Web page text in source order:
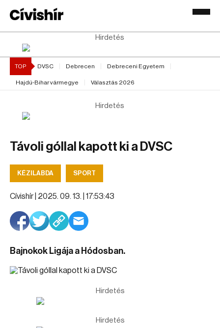
Hirdetés
TOP DVSC Debrecen Debreceni Egyetem
Hajdú-Bihar vármegye Választás 2026
Hirdetés
Távoli góllal kapott ki a DVSC
KÉZILABDA SPORT
Cívishír | 2025. 09. 13. | 17:53:43
Bajnokok Ligája a Hódosban.
Hirdetés
Hirdetés